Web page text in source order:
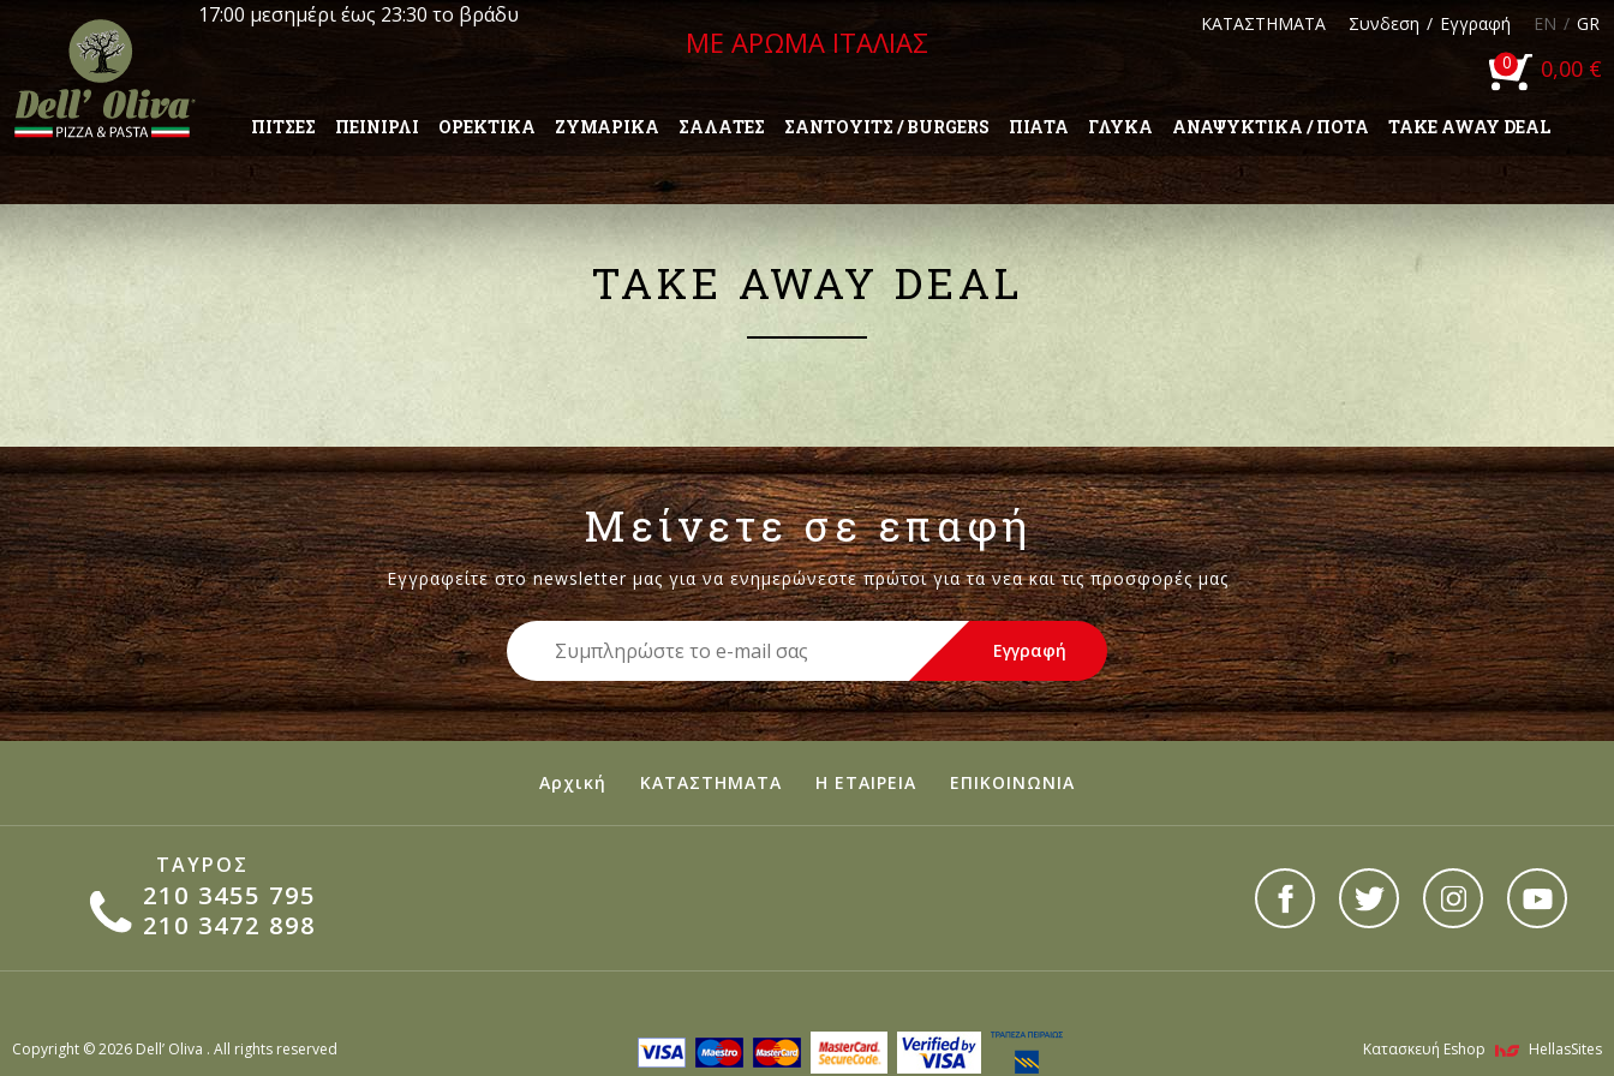
ΚΑΤΑΣΤΗΜΑΤΑ Συνδεση / Εγγραφή EN / GR
0
0,00 €
ΜΕ ΑΡΩΜΑ ΙΤΑΛΙΑΣ
17:00 μεσημέρι έως 23:30 το βράδυ
ΠΙΤΣΕΣ ΠΕΙΝΙΡΛΙ ΟΡΕΚΤΙΚΑ ΖΥΜΑΡΙΚΑ ΣΑΛΑΤΕΣ ΣΑΝΤΟΥΙΤΣ / BURGERS ΠΙΑΤΑ ΓΛΥΚΑ ΑΝΑΨΥΚΤΙΚΑ / ΠΟΤΑ TAKE AWAY DEAL
TAKE AWAY DEAL
Μείνετε σε επαφή
Εγγραφείτε στο newsletter μας για να ενημερώνεστε πρώτοι για τα νεα και τις προσφορές μας
Αρχική ΚΑΤΑΣΤΗΜΑΤΑ Η ΕΤΑΙΡΕΙΑ ΕΠΙΚΟΙΝΩΝΙΑ
ΤΑΥΡΟΣ
210 3455 795
210 3472 898
Copyright © 2026 Dell’ Oliva . All rights reserved Κατασκευή Eshop HellasSites